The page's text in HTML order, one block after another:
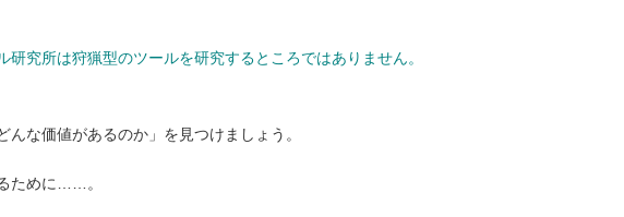
研究所は狩猟型のツールを研究するところではありません。
な価値があるのか」を見つけましょう。
ために……。